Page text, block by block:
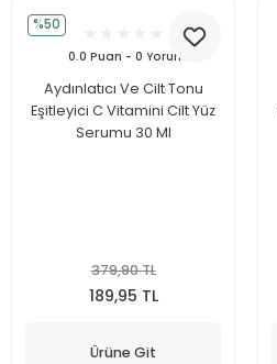
%50
0.0 Puan - 0 Yorum
Aydınlatıcı Ve Cilt Tonu
Eşitleyici C Vitamini Cilt Yüz
Serumu 30 Ml
379,90 TL
189,95 TL
Ürüne Git